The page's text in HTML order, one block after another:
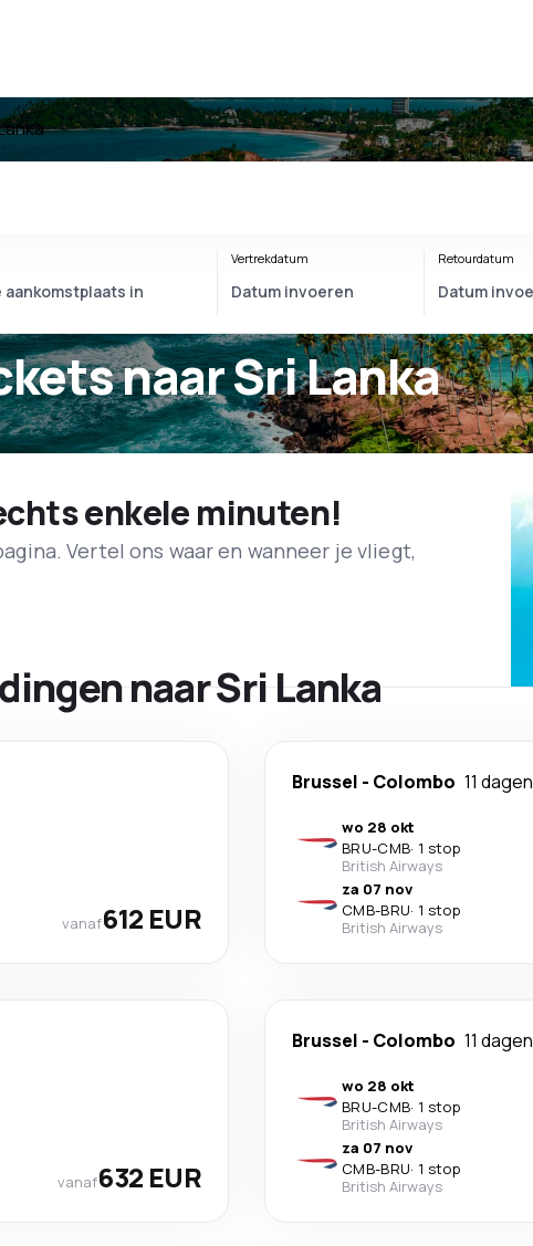
naar Sri Lanka
Vertrekdatum Retourdatum
enkele minuten!
Vertel ons waar en wanneer je vliegt,
naar Sri Lanka
vanaf612 EUR
Brussel - Colombo 11 dagen
wo 28 okt
BRU-CMB· 1 stop
British Airways
za 07 nov
CMB-BRU· 1 stop
British Airways
vanaf632 EUR
Brussel - Colombo 11 dagen
wo 28 okt
BRU-CMB· 1 stop
British Airways
za 07 nov
CMB-BRU· 1 stop
British Airways